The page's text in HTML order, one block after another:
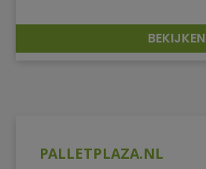
PALLETPLAZA.NL
BEKIJKEN